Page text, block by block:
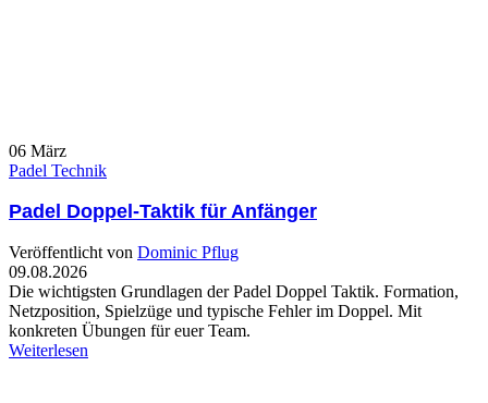
06 März
Padel Technik
Padel Doppel-Taktik für Anfänger
Veröffentlicht von Dominic Pflug
09.08.2026
Die wichtigsten Grundlagen der Padel Doppel Taktik. Formation,
Netzposition, Spielzüge und typische Fehler im Doppel. Mit
konkreten Übungen für euer Team.
Weiterlesen